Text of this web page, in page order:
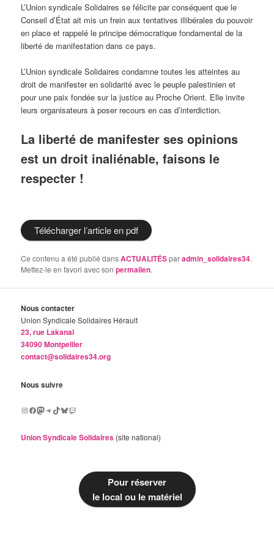
L’Union syndicale Solidaires se félicite par conséquent que le
Conseil d’État ait mis un frein aux tentatives illibérales du pouvoir
en place et rappelé le principe démocratique fondamental de la
liberté de manifestation dans ce pays.
L’Union syndicale Solidaires condamne toutes les atteintes au
droit de manifester en solidarité avec le peuple palestinien et
pour une paix fondée sur la justice au Proche Orient. Elle invite
leurs organisateurs à poser recours en cas d’interdiction.
La liberté de manifester ses opinions
est un droit inaliénable, faisons le
respecter !
Télécharger l’article en pdf
Ce contenu a été publié dansACTUALITÉSparadmin_solidaires34.
Mettez-le en favori avec sonpermalien.
Nous contacter
Union Syndicale Solidaires Hérault
23, rue Lakanal
34090 Montpellier
contact@solidaires34.org
Nous suivre
Instagram
Facebook
Mastodon
Telegram
TikTok
Bluesky
Twitch
Union Syndicale Solidaires (site national)
Pour réserver
le local ou le matériel